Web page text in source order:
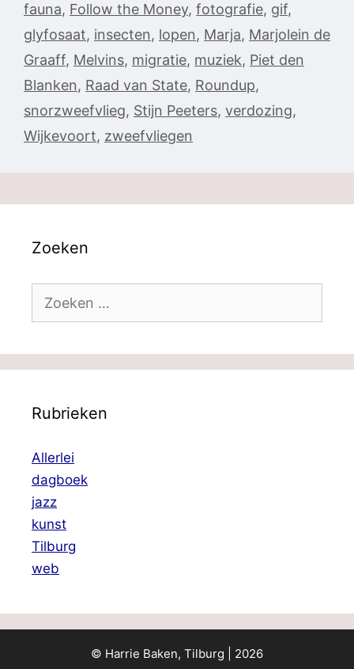
fauna, Follow the Money, fotografie, gif,
glyfosaat, insecten, lopen, Marja, Marjolein de
Graaff, Melvins, migratie, muziek, Piet den
Blanken, Raad van State, Roundup,
snorzweefvlieg, Stijn Peeters, verdozing,
Wijkevoort, zweefvliegen
Zoeken
naar:
Rubrieken
Allerlei
dagboek
jazz
kunst
Tilburg
web
© Harrie Baken, Tilburg | 2026